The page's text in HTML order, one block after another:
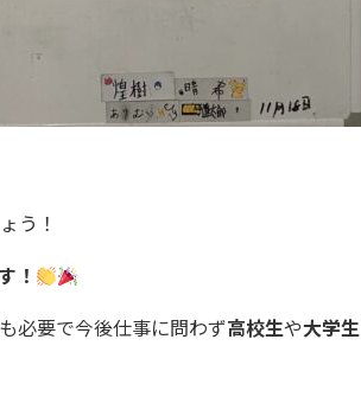
う！
！
必要で今後仕事に問わず高校生や大学生